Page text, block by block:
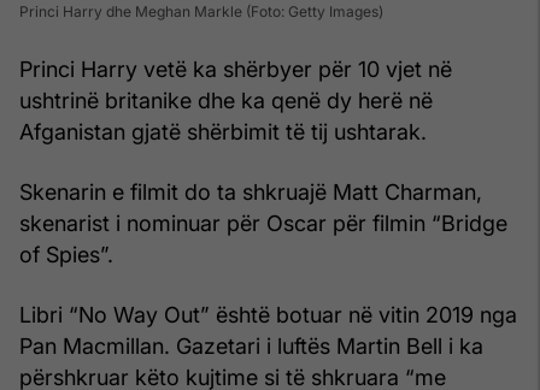
Princi Harry dhe Meghan Markle (Foto: Getty Images)
Princi Harry vetë ka shërbyer për 10 vjet në
ushtrinë britanike dhe ka qenë dy herë në
Afganistan gjatë shërbimit të tij ushtarak.
Skenarin e filmit do ta shkruajë Matt Charman,
skenarist i nominuar për Oscar për filmin “Bridge
of Spies”.
Libri “No Way Out” është botuar në vitin 2019 nga
Pan Macmillan. Gazetari i luftës Martin Bell i ka
përshkruar këto kujtime si të shkruara “me